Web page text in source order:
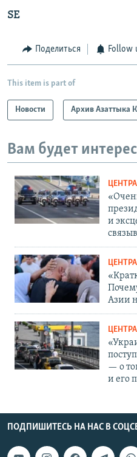
SE
Поделиться Follow
This item is part of
Новости Архив Азаттыка
Вам будет
и
Азии
— о
и его
ПОДПИШИТЕСЬ НА НАС В